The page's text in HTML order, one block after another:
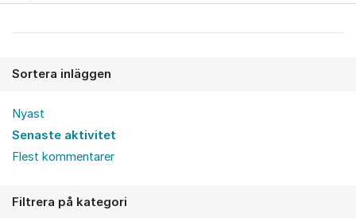
Sortera inläggen
Nyast
Senaste aktivitet
Flest kommentarer
Filtrera på kategori